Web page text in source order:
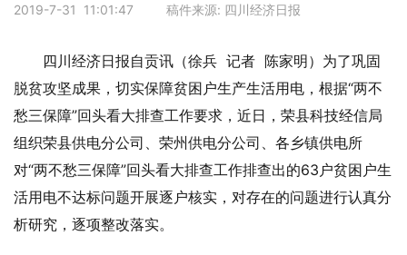
2019-7-31 11:01:47 稿件来源: 四川经济日报
四川经济日报自贡讯（徐兵 记者 陈家明）为了巩固
脱贫攻坚成果，切实保障贫困户生产生活用电，根据“两不
愁三保障”回头看大排查工作要求，近日，荣县科技经信局
组织荣县供电分公司、荣州供电分公司、各乡镇供电所
对“两不愁三保障”回头看大排查工作排查出的63户贫困户生
活用电不达标问题开展逐户核实，对存在的问题进行认真分
析研究，逐项整改落实。